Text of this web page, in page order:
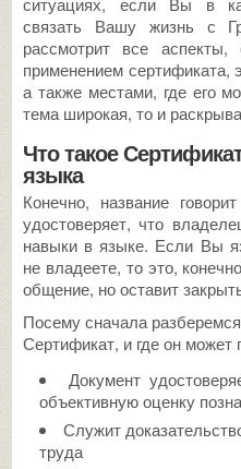
связать Вашу жизнь с
рассмотрит все
применением сертификата,
а также местами, где его
тема широкая, то и
Что такое
языка
Конечно, название
удостоверяет, что
навыки в языке. Если Вы
не владеете, то это,
общение, но оставит
Посему сначала
Сертификат, и где он может
Документ
объективную оценку
Служит
труда